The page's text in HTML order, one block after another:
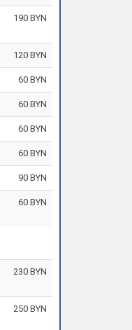
190 BYN
120 BYN
60 BYN
60 BYN
60 BYN
60 BYN
90 BYN
60 BYN
230 BYN
250 BYN